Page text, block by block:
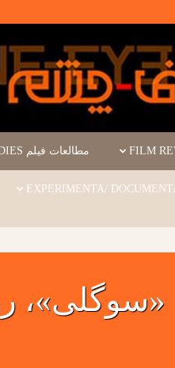
مطالعات فیلم FILM STUDIES
«سوگلی»،